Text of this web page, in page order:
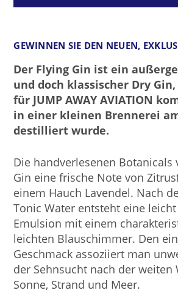
GEWINNEN SIE DEN NEUEN,
Der Flying Gin ist ein
und doch klassischer Dry
für JUMP AWAY AVIATION
in einer kleinen Brennerei
destilliert wurde.
Die handverlesenen Botanicals
Gin eine frische Note von
einem Hauch Lavendel. Nach
Tonic Water entsteht eine
Emulsion mit einem
leichten Blauschimmer. Den
Geschmack assoziiert man
der Sehnsucht nach der weiten
Sonne, Strand und Meer.